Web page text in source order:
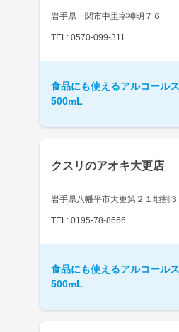
岩手県一関市中里字神明７６
TEL: 0570-099-311
食品にも使えるアルコール
500mL
クスリのアオキ大更店
岩手県八幡平市大更第２１地割３
TEL: 0195-78-8666
食品にも使えるアルコール
500mL